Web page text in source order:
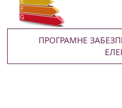
ПРОГРАМНЕ